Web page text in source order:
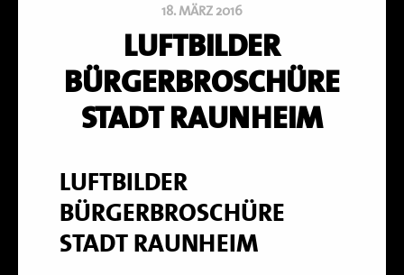
18. MÄRZ 2016
LUFTBILDER
BÜRGERBROSCHÜRE
STADT RAUNHEIM
LUFTBILDER
BÜRGERBROSCHÜRE
STADT RAUNHEIM